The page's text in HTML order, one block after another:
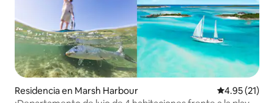
Residencia en Marsh Harbour Calificación
4.95 (21)